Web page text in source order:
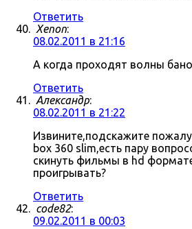
Ответить
Xenon:
08.02.2011 в 21:16
А когда проходят волны
Ответить
Александр:
08.02.2011 в 21:22
Извините,подскажите
box 360 slim,есть пару
скинуть фильмы в hd
проигрывать?
Ответить
code82:
09.02.2011 в 00:03